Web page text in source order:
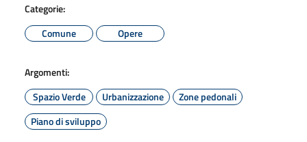
Categorie:
Comune
Opere
Argomenti:
Spazio Verde
Urbanizzazione
Zone pedonali
Piano di sviluppo